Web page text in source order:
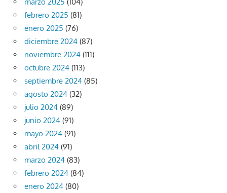
febrero 2025 (81)
enero 2025 (76)
diciembre 2024 (87)
noviembre 2024 (111)
octubre 2024 (113)
septiembre 2024 (85)
agosto 2024 (32)
julio 2024 (89)
junio 2024 (91)
mayo 2024 (91)
abril 2024 (91)
marzo 2024 (83)
febrero 2024 (84)
enero 2024 (80)